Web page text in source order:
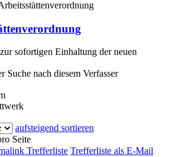
sofortigen Einhaltung der neuen
Suche nach diesem Verfasser
aufsteigend sortieren
Seite
Trefferliste Trefferliste als E-Mail